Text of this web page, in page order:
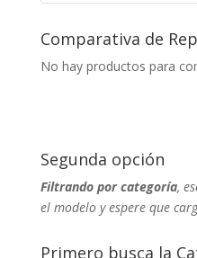
Comparativa de
No hay productos para
Segunda opción
Filtrando por categoría,
el modelo y espere que
Primero busca la